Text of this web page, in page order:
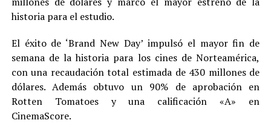
historia para el estudio.
El éxito de ‘Brand New Day’ impulsó el mayor fin de
semana de la historia para los cines de Norteamérica,
con una recaudación total estimada de 430 millones de
dólares. Además obtuvo un 90% de aprobación en
Rotten Tomatoes y una calificación «A» en
CinemaScore.